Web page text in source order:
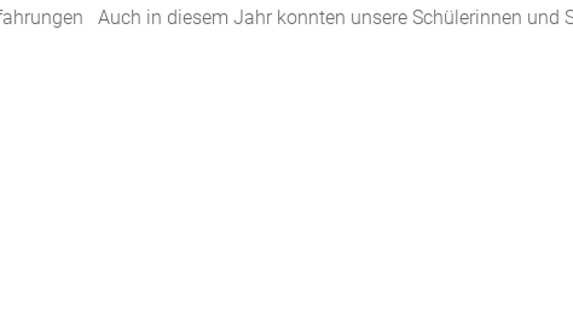
Auch in diesem Jahr konnten unsere Schülerinnen und